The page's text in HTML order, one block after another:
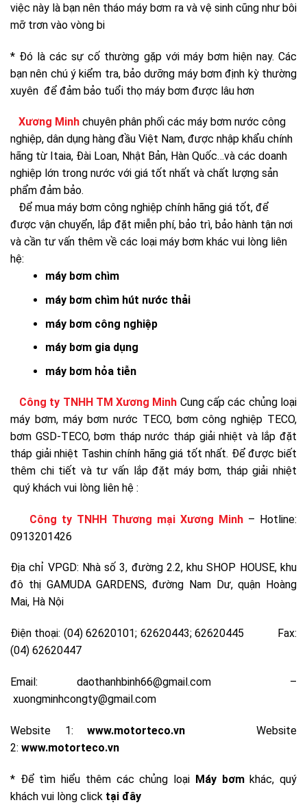
việc này là bạn nên tháo máy bơm ra và vệ sinh cũng như bôi
mỡ trơn vào vòng bi
* Đó là các sự cố thường gặp với máy bơm hiện nay. Các
bạn nên chú ý kiểm tra, bảo dưỡng máy bơm định kỳ thường
xuyên để đảm bảo tuổi thọ máy bơm được lâu hơn
Xương Minh chuyên phân phối các máy bơm nước công
nghiệp, dân dụng hàng đầu Việt Nam, được nhập khẩu chính
hãng từ Itaia, Đài Loan, Nhật Bản, Hàn Quốc…và các doanh
nghiệp lớn trong nước với giá tốt nhất và chất lượng sản
phẩm đảm bảo.
Để mua máy bơm công nghiệp chính hãng giá tốt, để
được vận chuyển, lắp đặt miễn phí, bảo trì, bảo hành tận nơi
và cần tư vấn thêm về các loại máy bơm khác vui lòng liên
hệ:
máy bơm chìm
máy bơm chìm hút nước thải
máy bơm công nghiệp
máy bơm gia dụng
máy bơm hỏa tiễn
Công ty TNHH TM Xương Minh Cung cấp các chủng loại
máy bơm, máy bơm nước TECO, bơm công nghiệp TECO,
bơm GSD-TECO, bơm tháp nước tháp giải nhiệt và lắp đặt
tháp giải nhiệt Tashin chính hãng giá tốt nhất. Để được biết
thêm chi tiết và tư vấn lắp đặt máy bơm, tháp giải nhiệt
quý khách vui lòng liên hệ :
Công ty TNHH Thương mại Xương Minh – Hotline:
0913201426
Địa chỉ VPGD: Nhà số 3, đường 2.2, khu SHOP HOUSE, khu
đô thị GAMUDA GARDENS, đường Nam Dư, quận Hoàng
Mai, Hà Nội
Điện thoại: (04) 62620101; 62620443; 62620445 Fax:
(04) 62620447
Email:daothanhbinh66@gmail.com –
xuongminhcongty@gmail.com
Website 1:www.motorteco.vn
Website
2: www.motorteco.vn
* Để tìm hiểu thêm các chủng loại Máy bơmkhác, quý
khách vui lòng click tại đây